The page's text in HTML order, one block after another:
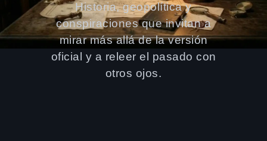
Historia, geopolítica y
conspiraciones que invitan a
mirar más allá de la versión
oficial y a releer el pasado con
otros ojos.